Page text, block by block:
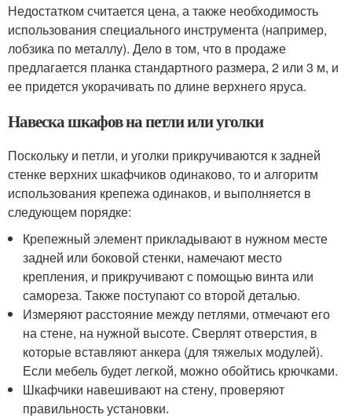
Недостатком считается цена, а также необходимость
использования специального инструмента (например,
лобзика по металлу). Дело в том, что в продаже
предлагается планка стандартного размера, 2 или 3 м, и
ее придется укорачивать по длине верхнего яруса.
Навеска шкафов на петли или уголки
Поскольку и петли, и уголки прикручиваются к задней
стенке верхних шкафчиков одинаково, то и алгоритм
использования крепежа одинаков, и выполняется в
следующем порядке:
Крепежный элемент прикладывают в нужном месте
задней или боковой стенки, намечают место
крепления, и прикручивают с помощью винта или
самореза. Также поступают со второй деталью.
Измеряют расстояние между петлями, отмечают его
на стене, на нужной высоте. Сверлят отверстия, в
которые вставляют анкера (для тяжелых модулей).
Если мебель будет легкой, можно обойтись крючками.
Шкафчики навешивают на стену, проверяют
правильность установки.